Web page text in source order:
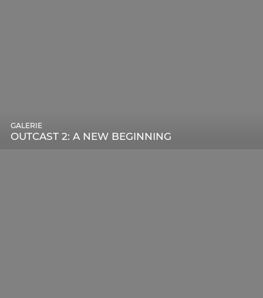
OUTCAST 2: A NEW BEGINNING
GALERIE